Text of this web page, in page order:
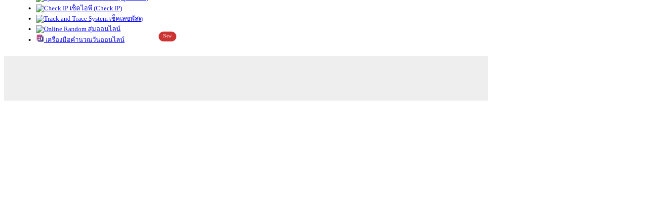
เช็คไอพี (Check IP)
เช็คเลขพัสดุ
สุ่มออนไลน์
เครื่องมือคำนวณวันออนไลน์
New